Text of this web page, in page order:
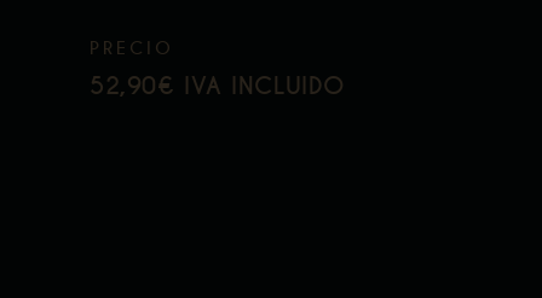
PRECIO
52,90€ IVA INCLUIDO